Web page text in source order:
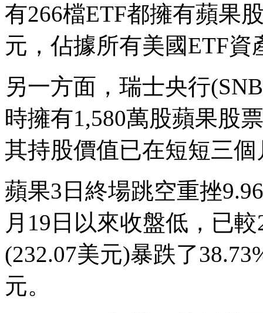
有266檔ETF都擁有蘋果
元，佔據所有美國ETF資
另一方面，瑞士央行
時擁有1,580萬股蘋果股
其持股價值已在短短三
蘋果3日終場跳空重挫
月19日以來收盤低，已
(232.07美元)暴跌了
元。